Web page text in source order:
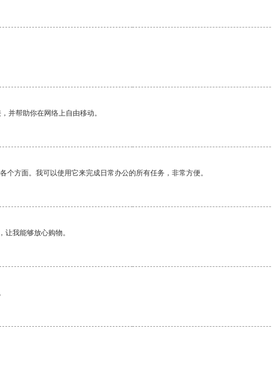
并帮助你在网络上自由移动。
方面。我可以使用它来完成日常办公的所有任务，非常方便。
我能够放心购物。